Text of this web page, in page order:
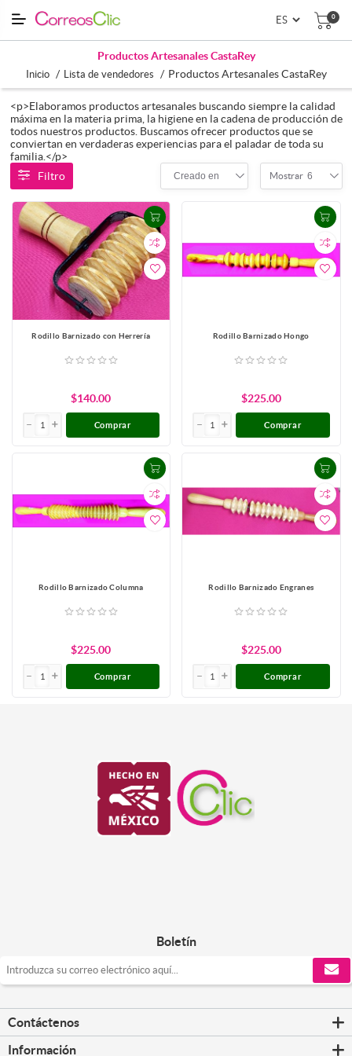
0
Productos Artesanales CastaRey
Inicio / Lista de vendedores / Productos Artesanales CastaRey
<p>Elaboramos productos artesanales buscando siempre la calidad
máxima en la materia prima, la higiene en la cadena de producción de
todos nuestros productos. Buscamos ofrecer productos que se
conviertan en verdaderas experiencias para el paladar de toda su
familia.</p>
Filtro
Creado en Mostrar 6
Rodillo Barnizado con Herrería
$140.00
Comprar
Rodillo Barnizado Hongo
$225.00
Comprar
Rodillo Barnizado Columna
$225.00
Comprar
Rodillo Barnizado Engranes
$225.00
Comprar
Boletín
Contáctenos
Información